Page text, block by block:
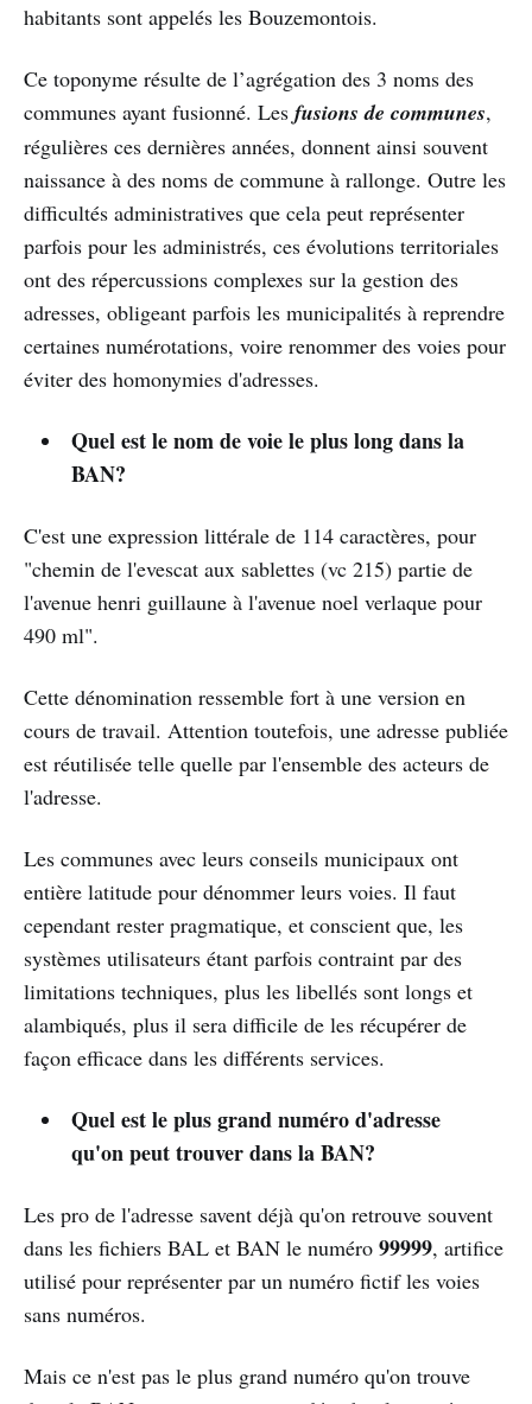
habitants sont appelés les Bouzemontois.
Ce toponyme résulte de l’agrégation des 3 noms des
communes ayant fusionné. Les fusions de communes,
régulières ces dernières années, donnent ainsi souvent
naissance à des noms de commune à rallonge. Outre les
difficultés administratives que cela peut représenter
parfois pour les administrés, ces évolutions territoriales
ont des répercussions complexes sur la gestion des
adresses, obligeant parfois les municipalités à reprendre
certaines numérotations, voire renommer des voies pour
éviter des homonymies d'adresses.
Quel est le nom de voie le plus long dans la
BAN?
C'est une expression littérale de 114 caractères, pour
"chemin de l'evescat aux sablettes (vc 215) partie de
l'avenue henri guillaune à l'avenue noel verlaque pour
490 ml".
Cette dénomination ressemble fort à une version en
cours de travail. Attention toutefois, une adresse publiée
est réutilisée telle quelle par l'ensemble des acteurs de
l'adresse.
Les communes avec leurs conseils municipaux ont
entière latitude pour dénommer leurs voies. Il faut
cependant rester pragmatique, et conscient que, les
systèmes utilisateurs étant parfois contraint par des
limitations techniques, plus les libellés sont longs et
alambiqués, plus il sera difficile de les récupérer de
façon efficace dans les différents services.
Quel est le plus grand numéro d'adresse
qu'on peut trouver dans la BAN?
Les pro de l'adresse savent déjà qu'on retrouve souvent
dans les fichiers BAL et BAN le numéro 99999, artifice
utilisé pour représenter par un numéro fictif les voies
sans numéros.
Mais ce n'est pas le plus grand numéro qu'on trouve